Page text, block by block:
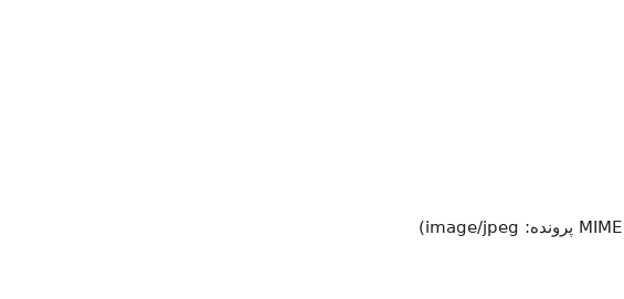
image/jpeg
)